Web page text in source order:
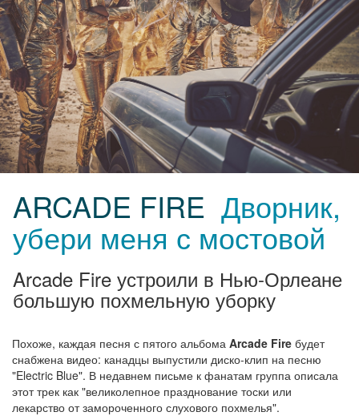
ARCADE FIRE Дворник,
убери меня с мостовой
Arcade Fire устроили в Нью-Орлеане
большую похмельную уборку
Похоже, каждая песня с пятого альбома Arcade Fire будет
снабжена видео: канадцы выпустили диско-клип на песню
"Electric Blue". В недавнем письме к фанатам группа описала
этот трек как "великолепное празднование тоски или
лекарство от замороченного слухового похмелья".